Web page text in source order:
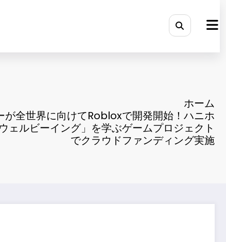
ホーム
が全世界に向けてRobloxで開発開始！ハニホ
ェルビーイング」を学ぶゲームプロジェクト
でクラウドファンディング実施